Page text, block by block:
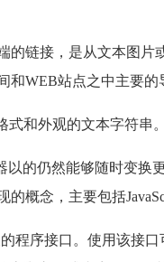
的链接，是从文本图片
WEB站点之中主要的
和外观的文本字符串。
以的仍然能够随时变换
概念，主要包括
程序接口。使用该接